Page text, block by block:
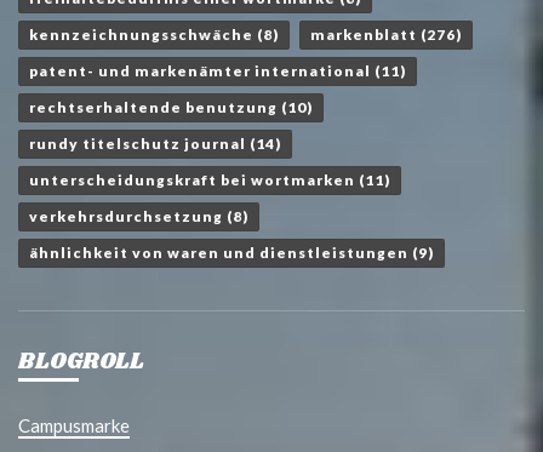
kennzeichnungsschwäche (8) markenblatt (276)
patent- und markenämter international (11)
rechtserhaltende benutzung (10)
rundy titelschutz journal (14)
unterscheidungskraft bei wortmarken (11)
verkehrsdurchsetzung (8)
ähnlichkeit von waren und dienstleistungen (9)
BLOGROLL
Campusmarke